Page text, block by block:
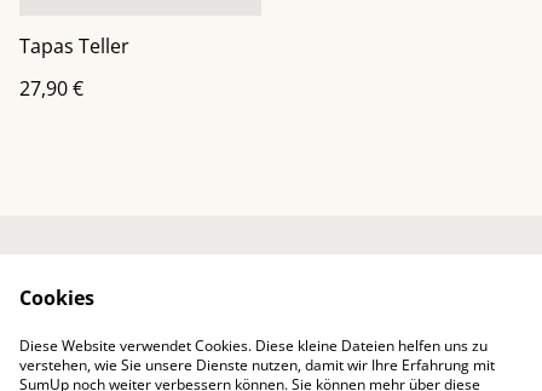
Tapas Teller
27,90 €
ungen von SumUp
Impressum
Cookies
Diese Website verwendet Cookies. Diese kleine Dateien helfen uns zu
verstehen, wie Sie unsere Dienste nutzen, damit wir Ihre Erfahrung mit
SumUp noch weiter verbessern können. Sie können mehr über diese